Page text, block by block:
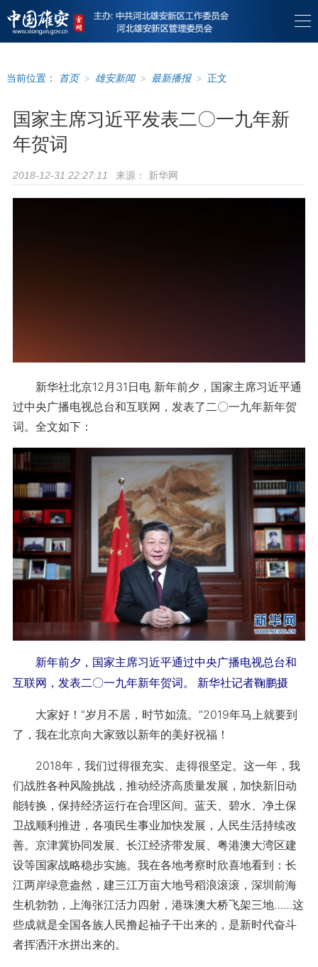
当前位置： 首页 > 雄安新闻 > 最新播报 > 正文
国家主席习近平发表二〇一九年新
年贺词
2018-12-31 22:27:11 来源： 新华网
新华社北京12月31日电 新年前夕，国家主席习近平通
过中央广播电视总台和互联网，发表了二〇一九年新年贺
词。全文如下：
新年前夕，国家主席习近平通过中央广播电视总台和
互联网，发表二〇一九年新年贺词。 新华社记者鞠鹏摄
大家好！“岁月不居，时节如流。”2019年马上就要到
了，我在北京向大家致以新年的美好祝福！
2018年，我们过得很充实、走得很坚定。这一年，我
们战胜各种风险挑战，推动经济高质量发展，加快新旧动
能转换，保持经济运行在合理区间。蓝天、碧水、净土保
卫战顺利推进，各项民生事业加快发展，人民生活持续改
善。京津冀协同发展、长江经济带发展、粤港澳大湾区建
设等国家战略稳步实施。我在各地考察时欣喜地看到：长
江两岸绿意盎然，建三江万亩大地号稻浪滚滚，深圳前海
生机勃勃，上海张江活力四射，港珠澳大桥飞架三地……这
些成就是全国各族人民撸起袖子干出来的，是新时代奋斗
者挥洒汗水拼出来的。